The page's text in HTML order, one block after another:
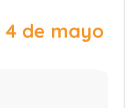
4 de mayo